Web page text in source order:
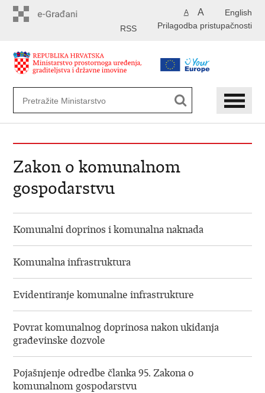
English
A A
Prilagodba pristupačnosti
RSS
Zakon o komunalnom
gospodarstvu
Komunalni doprinos i komunalna naknada
Komunalna infrastruktura
Evidentiranje komunalne infrastrukture
Povrat komunalnog doprinosa nakon ukidanja
građevinske dozvole
​Pojašnjenje odredbe članka 95. Zakona o
komunalnom gospodarstvu